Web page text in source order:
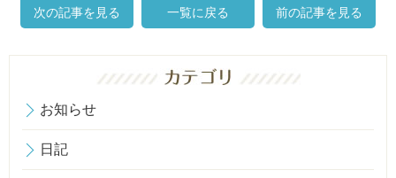
次の記事を見る 一覧に戻る 前の記事を見る
お知らせ
日記